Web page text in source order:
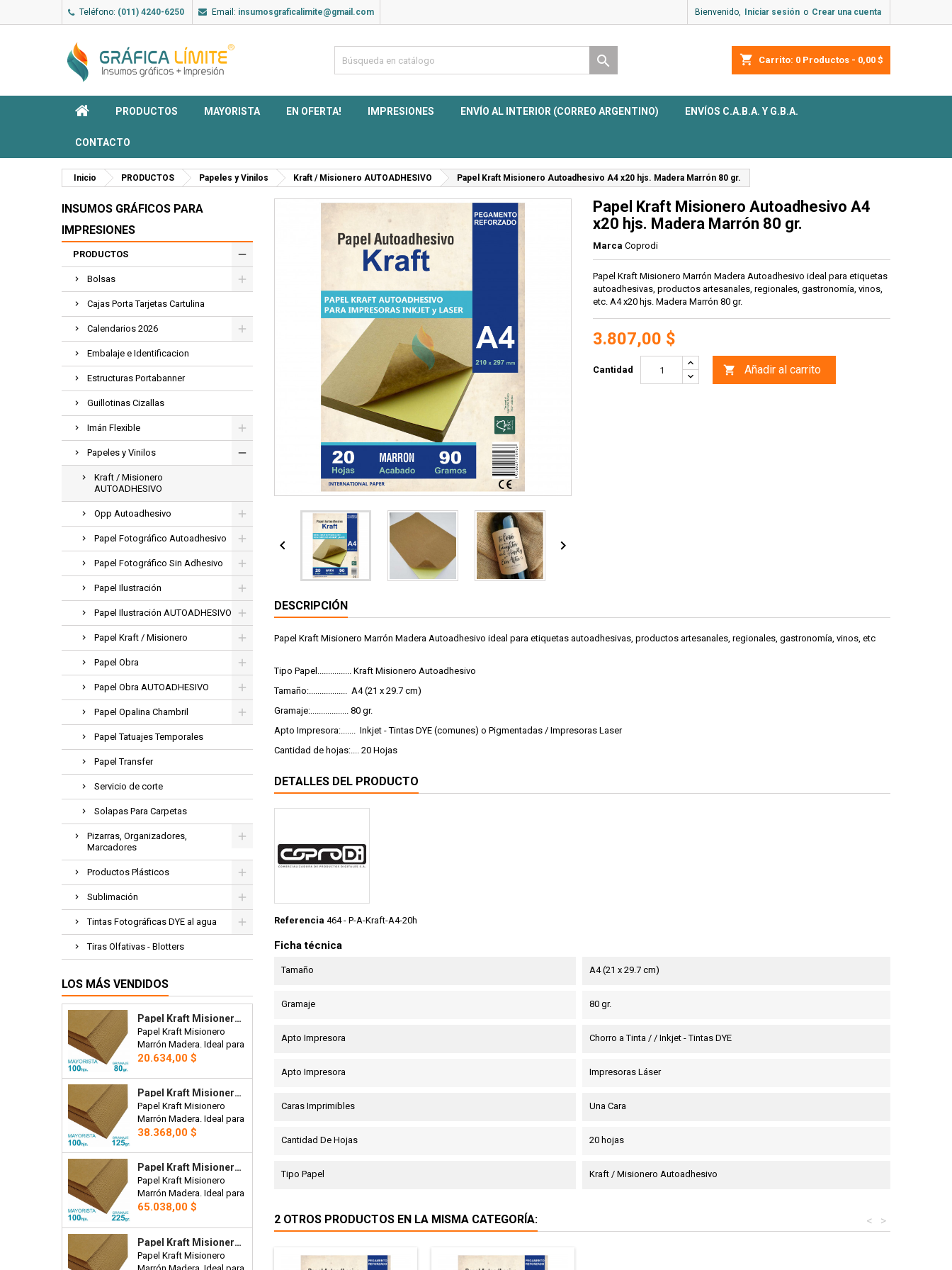
Teléfono: (011) 4240-6250 Email: insumosgraficalimite@gmail.com Bienvenido, Iniciar sesión o Crear una cuenta
shopping_cart Carrito: 0 Productos - 0,00 $

PRODUCTOS MAYORISTA EN OFERTA! IMPRESIONES ENVÍO AL INTERIOR (CORREO ARGENTINO) ENVÍOS C.A.B.A. Y G.B.A.
CONTACTO
Inicio PRODUCTOS Papeles y Vinilos Kraft / Misionero AUTOADHESIVO Papel Kraft Misionero Autoadhesivo A4 x20 hjs. Madera Marrón 80 gr.
INSUMOS GRÁFICOS PARA
IMPRESIONES
PRODUCTOS
Bolsas
Cajas Porta Tarjetas Cartulina
Calendarios 2026
Embalaje e Identificacion
Estructuras Portabanner
Guillotinas Cizallas
Imán Flexible
Papeles y Vinilos
Kraft / Misionero
AUTOADHESIVO
Opp Autoadhesivo
Papel Fotográfico Autoadhesivo
Papel Fotográfico Sin Adhesivo
Papel Ilustración
Papel Ilustración AUTOADHESIVO
Papel Kraft / Misionero
Papel Obra
Papel Obra AUTOADHESIVO
Papel Opalina Chambril
Papel Tatuajes Temporales
Papel Transfer
Servicio de corte
Solapas Para Carpetas
Pizarras, Organizadores,
Marcadores
Productos Plásticos
Sublimación
Tintas Fotográficas DYE al agua
Tiras Olfativas - Blotters
LOS MÁS VENDIDOS
Papel Kraft Misionero 120 X 85cm. 80 Gr. Madera Marron X100 Hojas Precio Mayorista.
Papel Kraft Misionero
Marrón Madera. Ideal para
bolsas, manteles,
Mayorista x 100 hojas.
Precio
20.634,00 $
Papel Kraft Misionero 120 X 85cm. 125 Gr. Madera Marrón X100 Hojas Precio Mayorista.
Papel Kraft Misionero
Marrón Madera. Ideal para
bolsas, artesanías,
costura, tarjetas,
envoltorios, invitaciones.
120 x 85cm. 270 gr. Precio
Mayorista x100 hojas
Precio
38.368,00 $
Papel Kraft Misionero 120 X 85cm. 225 Gr. Madera Marrón X100 Hojas Precio Mayorista.
Papel Kraft Misionero
Marrón Madera. Ideal para
bolsas, artesanías,
plantillas de corte para
costura, tarjetas,
envoltorios, invitaciones.
Precio
65.038,00 $
Papel Kraft Misionero 120 X 85cm. 270 Gr. Madera Marrón X20 Hojas
Papel Kraft Misionero
 
Papel Kraft Misionero Autoadhesivo A4
x20 hjs. Madera Marrón 80 gr.
Marca Coprodi
Papel Kraft Misionero Marrón Madera Autoadhesivo ideal para etiquetas
autoadhesivas, productos artesanales, regionales, gastronomía, vinos,
etc. A4 x20 hjs. Madera Marrón 80 gr.
3.807,00 $
Cantidad  Añadir al carrito
DESCRIPCIÓN
Papel Kraft Misionero Marrón Madera Autoadhesivo ideal para etiquetas autoadhesivas, productos artesanales, regionales, gastronomía, vinos, etc
Tipo Papel................ Kraft Misionero Autoadhesivo
Tamaño:.................. A4 (21 x 29.7 cm)
Gramaje:.................. 80 gr.
Apto Impresora:....... Inkjet - Tintas DYE (comunes) o Pigmentadas / Impresoras Laser
Cantidad de hojas:.... 20 Hojas
DETALLES DEL PRODUCTO
Referencia 464 - P-A-Kraft-A4-20h
Ficha técnica
Tamaño A4 (21 x 29.7 cm)
Gramaje 80 gr.
Apto Impresora Chorro a Tinta / / Inkjet - Tintas DYE
Apto Impresora Impresoras Láser
Caras Imprimibles Una Cara
Cantidad De Hojas 20 hojas
Tipo Papel Kraft / Misionero Autoadhesivo
2 OTROS PRODUCTOS EN LA MISMA CATEGORÍA: >
<